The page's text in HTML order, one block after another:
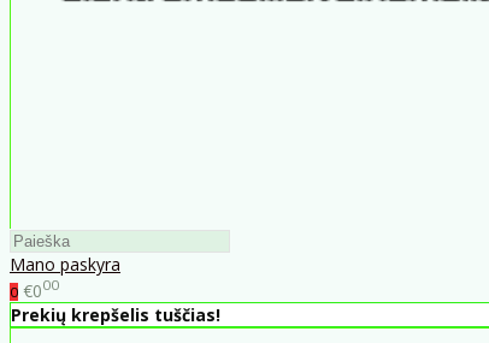
Mano paskyra
0 €000
Prekių krepšelis tuščias!